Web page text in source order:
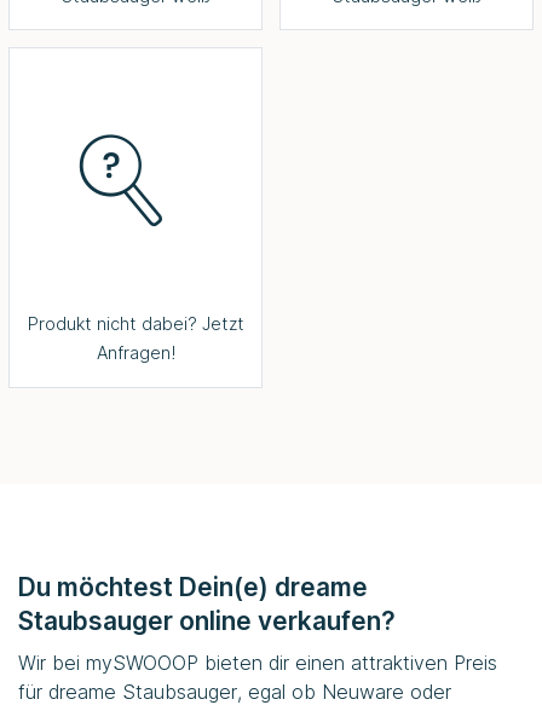
Produkt nicht dabei? Jetzt
Anfragen!
Du möchtest Dein(e) dreame
Staubsauger online verkaufen?
Wir bei mySWOOOP bieten dir einen attraktiven Preis
für dreame Staubsauger, egal ob Neuware oder